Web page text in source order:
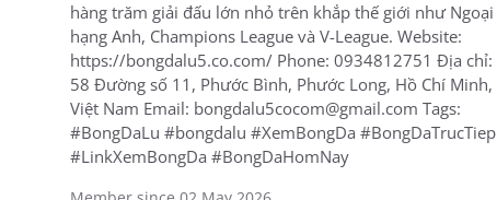
hàng trăm giải đấu lớn nhỏ trên khắp thế giới như Ngoại
hạng Anh, Champions League và V-League. Website:
https://bongdalu5.co.com/ Phone: 0934812751 Địa chỉ:
58 Đường số 11, Phước Bình, Phước Long, Hồ Chí Minh,
Việt Nam Email: bongdalu5cocom@gmail.com Tags:
#BongDaLu #bongdalu #XemBongDa #BongDaTrucTiep
#LinkXemBongDa #BongDaHomNay